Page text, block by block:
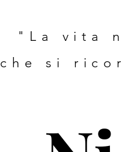
"La vita
che si